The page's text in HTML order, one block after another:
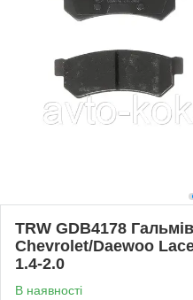
TRW GDB4178
Chevrolet/Daewoo
1.4-2.0
В наявності